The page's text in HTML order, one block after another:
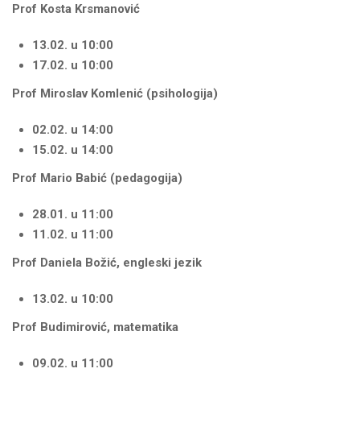
Prof Kosta Krsmanović
13.02. u 10:00
17.02. u 10:00
Prof Miroslav Komlenić (psihologija)
02.02. u 14:00
15.02. u 14:00
Prof Mario Babić (pedagogija)
28.01. u 11:00
11.02. u 11:00
Prof Daniela Božić, engleski jezik
13.02. u 10:00
Prof Budimirović, matematika
09.02. u 11:00